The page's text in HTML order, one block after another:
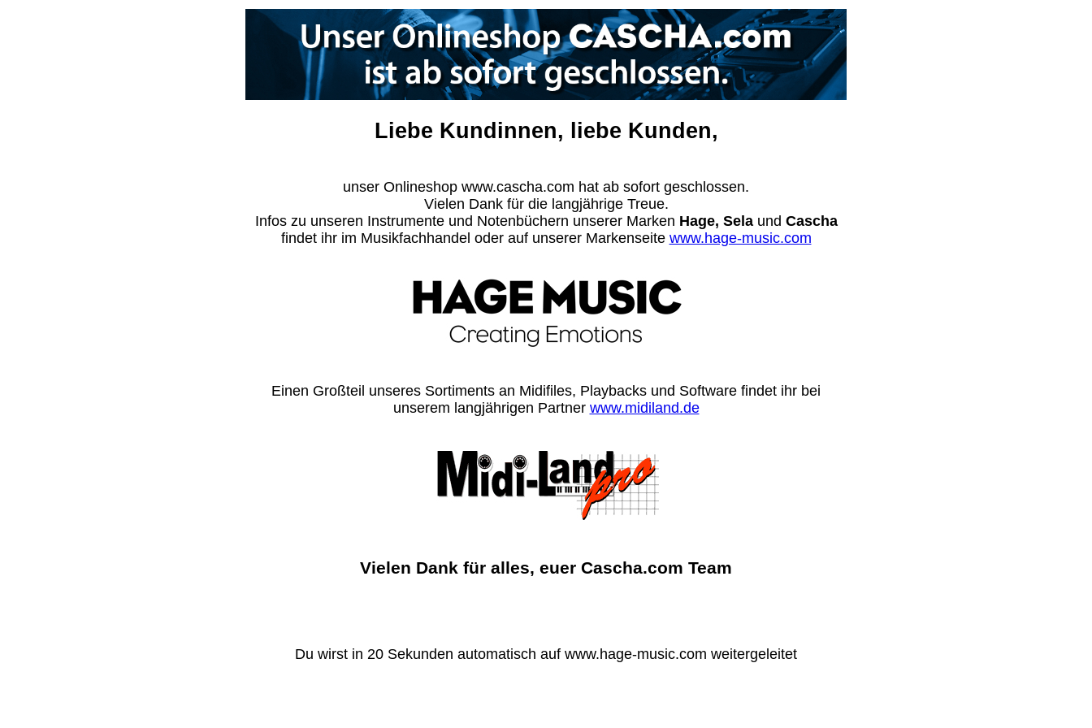
Liebe Kundinnen, liebe Kunden,
unser Onlineshop www.cascha.com hat ab sofort geschlossen.
Vielen Dank für die langjährige Treue.
Infos zu unseren Instrumente und Notenbüchern unserer Marken Hage, Selaund Cascha
findet ihr im Musikfachhandel oder auf unserer Markenseite www.hage-music.com
Einen Großteil unseres Sortiments an Midifiles, Playbacks und Software findet ihr bei
unserem langjährigen Partner www.midiland.de
Vielen Dank für alles, euer Cascha.com Team
Du wirst in 20 Sekunden automatisch auf www.hage-music.com weitergeleitet